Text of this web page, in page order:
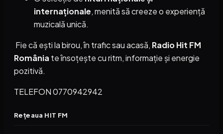
internaționale, menită să creeze o experiență
muzicală unică.
Fie că ești la birou, în trafic sau acasă, Radio Hit FM
România te însoțește cu ritm, informație și energie
pozitivă.
TELEFON 0770942942
Rețeaua HIT FM